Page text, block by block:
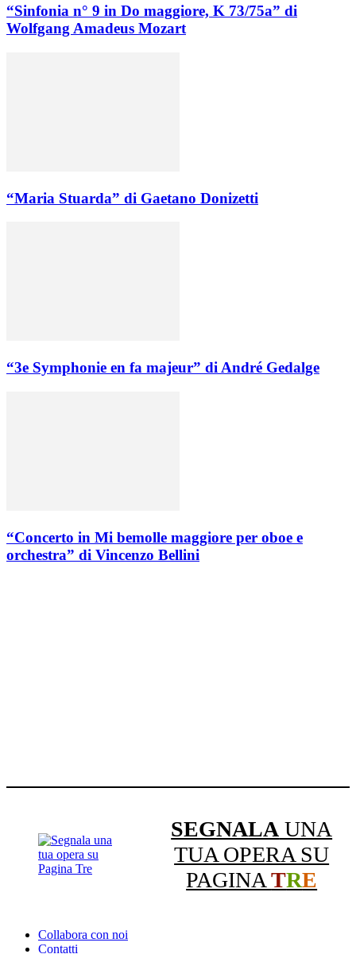
“Sinfonia n° 9 in Do maggiore, K 73/75a” di
Wolfgang Amadeus Mozart
“Maria Stuarda” di Gaetano Donizetti
“3e Symphonie en fa majeur” di André Gedalge
“Concerto in Mi bemolle maggiore per oboe e
orchestra” di Vincenzo Bellini
SEGNALA UNA
TUA OPERA SU
PAGINATRE
Collabora con noi
Contatti